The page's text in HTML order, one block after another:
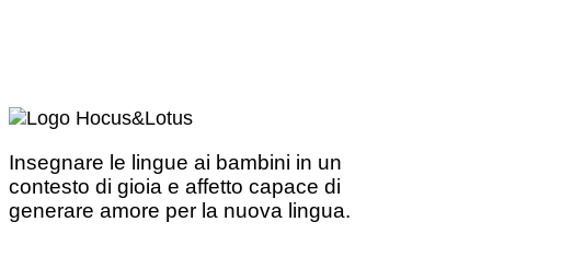
Insegnare le lingue ai bambini in un
contesto di gioia e affetto capace di
generare amore per la nuova lingua.